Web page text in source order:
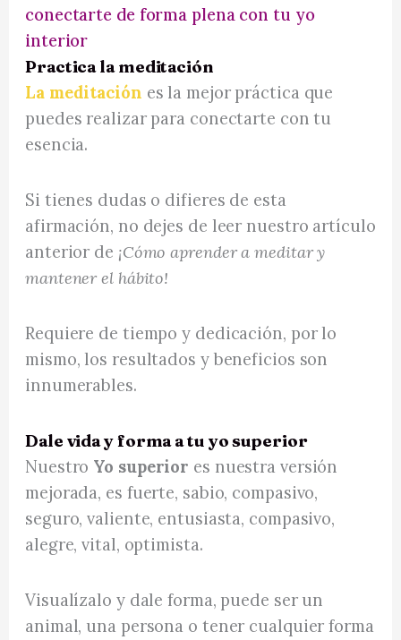
conectarte de forma plena con tu yo
interior
Practica la meditación
La meditación es la mejor práctica que
puedes realizar para conectarte con tu
esencia.
Si tienes dudas o difieres de esta
afirmación, no dejes de leer nuestro artículo
anterior de ¡Cómo aprender a meditar y
mantener el hábito!
Requiere de tiempo y dedicación, por lo
mismo, los resultados y beneficios son
innumerables.
Dale vida y forma a tu yo superior
Nuestro Yo superior es nuestra versión
mejorada, es fuerte, sabio, compasivo,
seguro, valiente, entusiasta, compasivo,
alegre, vital, optimista.
Visualízalo y dale forma, puede ser un
animal, una persona o tener cualquier forma